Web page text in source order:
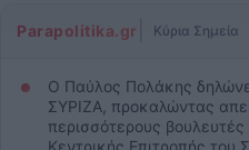
Parapolitika.gr Κύρια Σημεία
Ο Παύλος Πολάκης
ΣΥΡΙΖΑ, προκαλώντας
περισσότερους
Κεντρικής Επιτροπής του